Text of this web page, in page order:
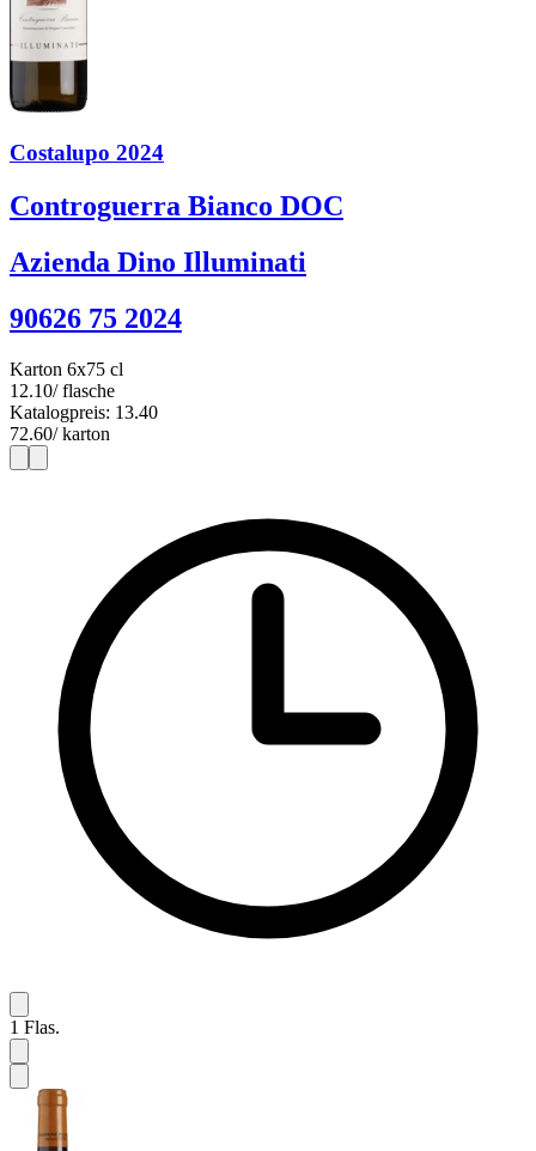
Costalupo 2024
Controguerra Bianco DOC
Azienda Dino Illuminati
90626 75 2024
Karton 6x75 cl
12.10/ flasche
Katalogpreis: 13.40
72.60/ karton
1
1 Flas.